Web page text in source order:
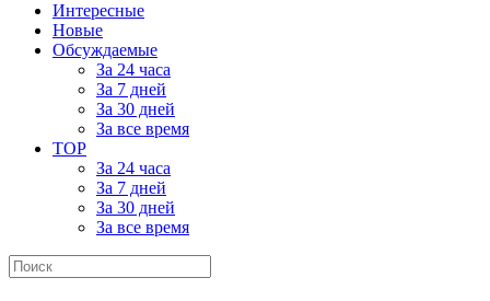
Интересные
Новые
Обсуждаемые
За 24 часа
За 7 дней
За 30 дней
За все время
TOP
За 24 часа
За 7 дней
За 30 дней
За все время